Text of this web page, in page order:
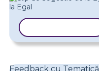
Feedback cu Tematică